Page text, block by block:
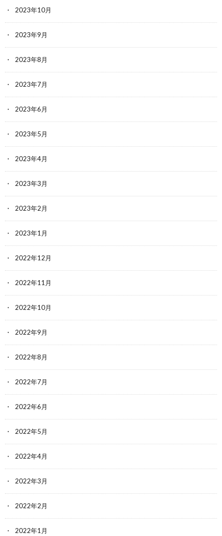
2023年10月
2023年9月
2023年8月
2023年7月
2023年6月
2023年5月
2023年4月
2023年3月
2023年2月
2023年1月
2022年12月
2022年11月
2022年10月
2022年9月
2022年8月
2022年7月
2022年6月
2022年5月
2022年4月
2022年3月
2022年2月
2022年1月